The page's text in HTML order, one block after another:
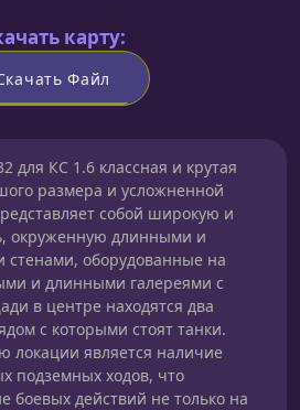
карту:
Файл
для КС 1.6 классная и крутая
размера и усложненной
собой широкую и
окруженную длинными и
оборудованные на
и длинными галереями с
в центре находятся два
с которыми стоят танки.
локации является наличие
подземных ходов, что
боевых действий не только на